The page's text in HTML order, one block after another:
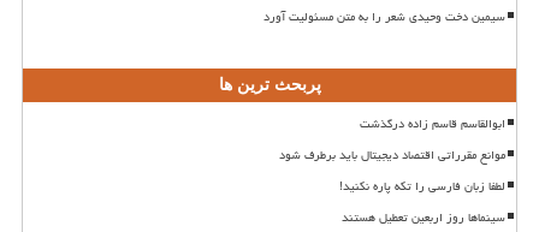
سیمین دخت وحیدی شعر را به متن مسئولیت آورد
پربحث ترین ها
ابوالقاسم قاسم زاده درگذشت
موانع مقرراتی اقتصاد دیجیتال باید برطرف شود
لطفا زبان فارسی را تکه پاره نکنید!
سینماها روز اربعین تعطیل هستند